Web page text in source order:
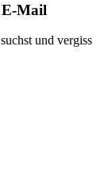
E-Mail
und vergiss